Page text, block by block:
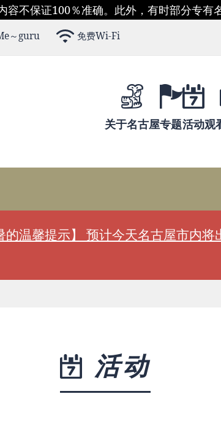
容不保证100％准确。此外，有时部分专有
～guru 免费Wi-Fi
关于名古屋专题活动观
的温馨提示】 预计今天名古屋市内
活动